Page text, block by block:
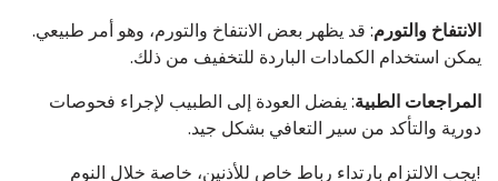
الانتفاخ والتورم: قد يظهر بعض الانتفاخ والتورم، وهو أمر طبيعي.
يمكن استخدام الكمادات الباردة للتخفيف من ذلك.
المراجعات الطبية: يفضل العودة إلى الطبيب لإجراء فحوصات
دورية والتأكد من سير التعافي بشكل جيد.
!يجب الالتزام بارتداء رباط خاص للأذنين، خاصة خلال النوم